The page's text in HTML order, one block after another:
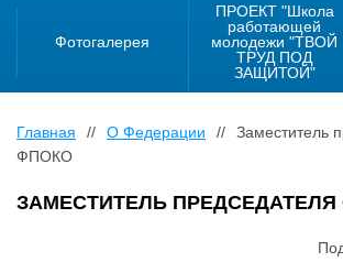
Фотогалерея
ПРОЕКТ "Школа
работающей
молодежи "ТВОЙ
ТРУД ПОД
ЗАЩИТОЙ"
Главная // О Федерации //
Заместитель
ФПОКО
ЗАМЕСТИТЕЛЬ